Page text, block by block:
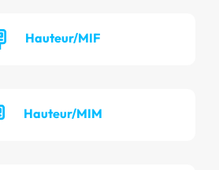
Hauteur/MIF
Hauteur/MIM